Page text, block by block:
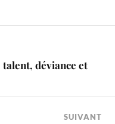
talent, déviance et
SUIVANT